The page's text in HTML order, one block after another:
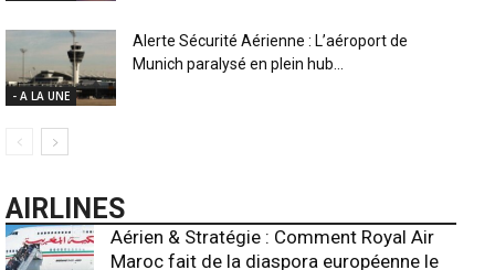
- A LA UNE
Alerte Sécurité Aérienne : L’aéroport de
Munich paralysé en plein hub...
AIRLINES
Aérien & Stratégie : Comment Royal Air
Maroc fait de la diaspora européenne le